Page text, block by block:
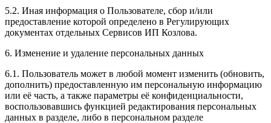
5.2. Иная информация о Пользователе, сбор и/или
предоставление которой определено в Регулирующих
документах отдельных Сервисов ИП Козлова.
6. Изменение и удаление персональных данных
6.1. Пользователь может в любой момент изменить (обновить,
дополнить) предоставленную им персональную информацию
или её часть, а также параметры её конфиденциальности,
воспользовавшись функцией редактирования персональных
данных в разделе, либо в персональном разделе